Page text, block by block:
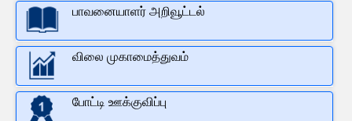
பாவனையாளர் அறிவூட்டல்
விலை முகாமைத்துவம்
போட்டி ஊக்குவிப்பு
30
JUL
2026
Driver Vacancy at Consumer Affairs Authority
Apply Now: Driver Vacancy at Consumer Affairs Authority
Publishing Date: 31/07/2026 Closing Date: 12/08/2026 (on
or Before) For English Advertisement: Click here
(https://drive.google.com/file/d/1dyDEy8uFlJlHIypjsnyVsasypAItacFl/
usp=sharing) For Sinhala Advertisement: Click here